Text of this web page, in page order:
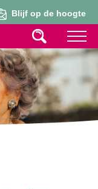
Blijf op de hoogte